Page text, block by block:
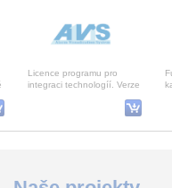
Licence programu pro
integraci technologíí. Verze
Neobsahuje DDE server